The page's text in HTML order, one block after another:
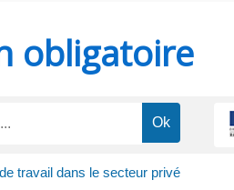
obligatoire
travail dans le secteur privé